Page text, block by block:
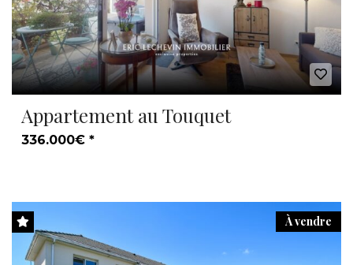
Appartement au Touquet
336.000€ *
À vendre